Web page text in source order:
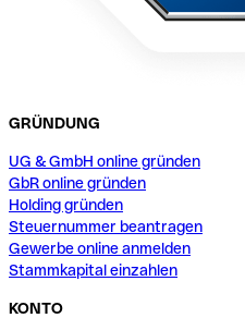
GRÜNDUNG
UG & GmbH online gründen
GbR online gründen
Holding gründen
Steuernummer beantragen
Gewerbe online anmelden
Stammkapital einzahlen
KONTO